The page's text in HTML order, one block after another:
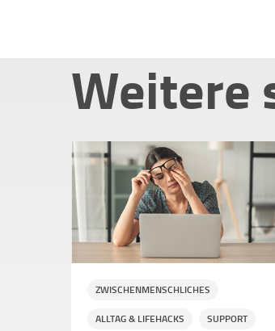
Weitere
ZWISCHENMENSCHLICHES
ALLTAG & LIFEHACKS SUPPORT